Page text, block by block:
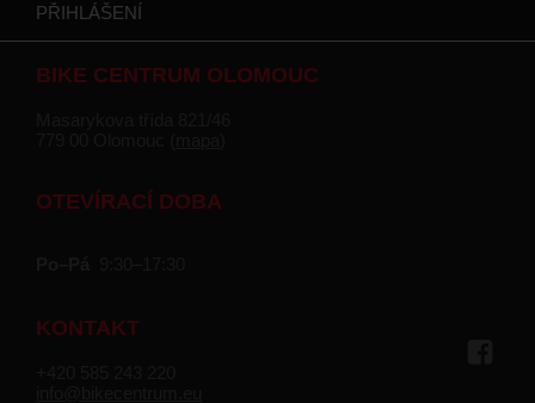
PŘIHLÁŠENÍ
BIKE CENTRUM OLOMOUC
OTEVÍRACÍ DOBA
KONTAKT